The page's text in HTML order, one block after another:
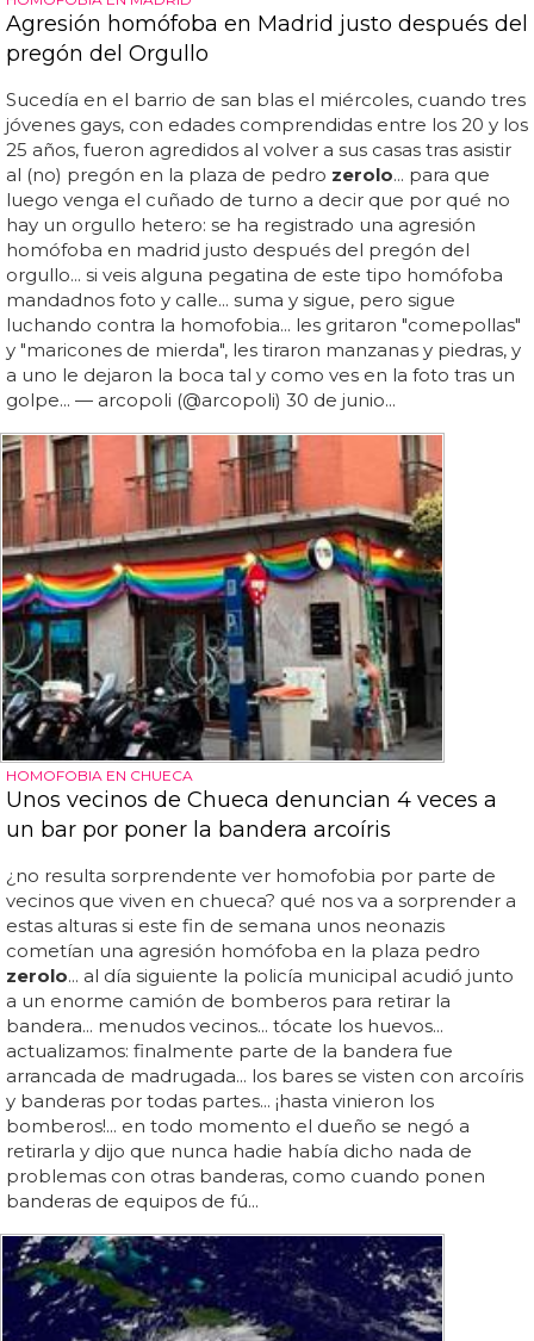
Agresión homófoba en Madrid justo después del
pregón del Orgullo
Sucedía en el barrio de san blas el miércoles, cuando tres
jóvenes gays, con edades comprendidas entre los 20 y los
25 años, fueron agredidos al volver a sus casas tras asistir
al (no) pregón en la plaza de pedro zerolo... para que
luego venga el cuñado de turno a decir que por qué no
hay un orgullo hetero: se ha registrado una agresión
homófoba en madrid justo después del pregón del
orgullo... si veis alguna pegatina de este tipo homófoba
mandadnos foto y calle... suma y sigue, pero sigue
luchando contra la homofobia... les gritaron "comepollas"
y "maricones de mierda", les tiraron manzanas y piedras, y
a uno le dejaron la boca tal y como ves en la foto tras un
golpe... — arcopoli (@arcopoli) 30 de junio...
HOMOFOBIA EN CHUECA
Unos vecinos de Chueca denuncian 4 veces a
un bar por poner la bandera arcoíris
¿no resulta sorprendente ver homofobia por parte de
vecinos que viven en chueca? qué nos va a sorprender a
estas alturas si este fin de semana unos neonazis
cometían una agresión homófoba en la plaza pedro
zerolo... al día siguiente la policía municipal acudió junto
a un enorme camión de bomberos para retirar la
bandera... menudos vecinos... tócate los huevos...
actualizamos: finalmente parte de la bandera fue
arrancada de madrugada... los bares se visten con arcoíris
y banderas por todas partes... ¡hasta vinieron los
bomberos!... en todo momento el dueño se negó a
retirarla y dijo que nunca hadie había dicho nada de
problemas con otras banderas, como cuando ponen
banderas de equipos de fú...